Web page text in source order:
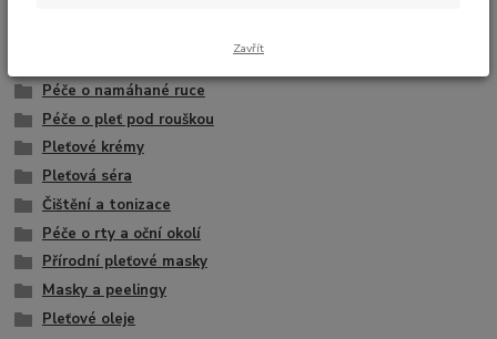
Péče o namáhané ruce
Péče o pleť pod rouškou
Pleťové krémy
Pleťová séra
Čištění a tonizace
Péče o rty a oční okolí
Přírodní pleťové masky
Masky a peelingy
Pleťové oleje
Zavřít